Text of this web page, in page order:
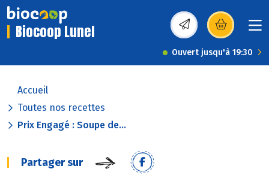
Biocoop Lunel (s’ouvre dans une
Ouvert jusqu'à 19:30
Accueil
Toutes nos recettes
Prix Engagé : Soupe de...
Partager sur